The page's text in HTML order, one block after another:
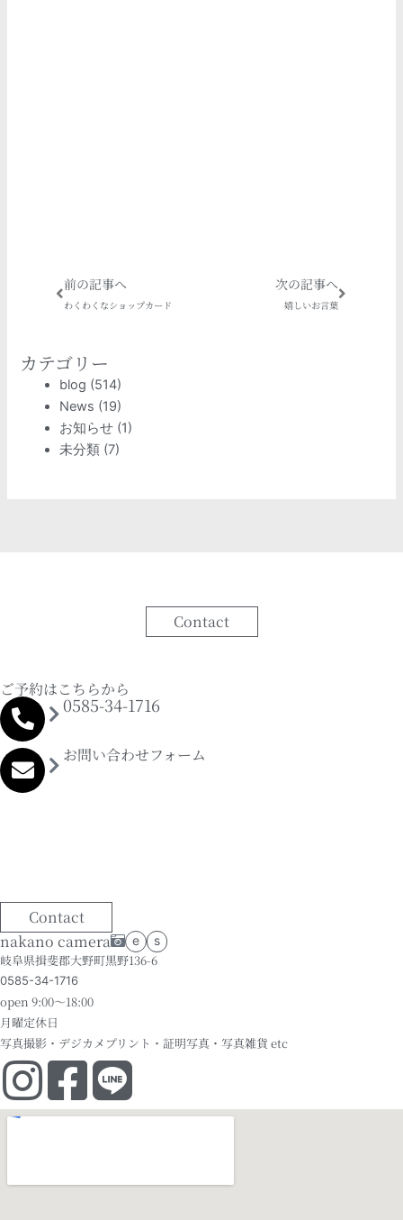
Prev
前の記事へ
わくわくなショップカード
次の記事へ
嬉しいお言葉
Next
カテゴリー
blog (514)
News (19)
お知らせ (1)
未分類 (7)
Contact
0585-34-1716
ご予約はこちらから
お問い合わせフォーム
Contact
nakano camera
e s
岐阜県揖斐郡大野町黒野136-6
0585-34-1716
open 9:00～18:00
月曜定休日
写真撮影・デジカメプリント・証明写真・写真雑貨 etc